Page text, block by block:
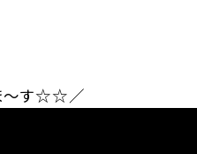
～す☆☆／